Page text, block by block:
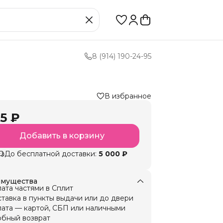
8 (914) 190-24-95
В избранное
₽
Добавить в корзину
До бесплатной доставки: 5 000 ₽
частями в Сплит
в пункты выдачи или до двери
— картой, СБП или наличными
возврат